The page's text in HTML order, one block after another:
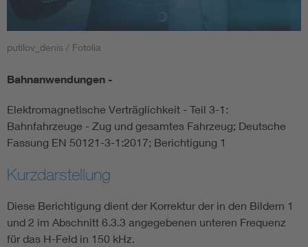
Smart Cities
Circular Economy für mehr Ressourceneffizienz
Cybersecurity in der Industrieautomatisierung
DIN VDE 0100 für sichere Elektroinstallationen
putilov_denis / Fotolia
Bahnanwendungen -
Elektromagnetische Verträglichkeit - Teil 3-1:
Bahnfahrzeuge - Zug und gesamtes Fahrzeug; Deutsche
Fassung EN 50121-3-1:2017; Berichtigung 1
Kurzdarstellung
Diese Berichtigung dient der Korrektur der in den Bildern 1
und 2 im Abschnitt 6.3.3 angegebenen unteren Frequenz
für das H-Feld in 150 kHz.